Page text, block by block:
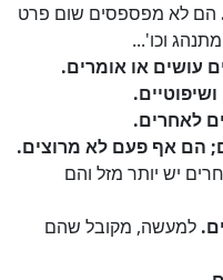
הם לא מפספסים שום פרט
וכו'...
עושים או אומרים.
לאחרים.
הם אף פעם לא מרוצים.
יש יותר מזל והם
למעשה, מקובל שהם